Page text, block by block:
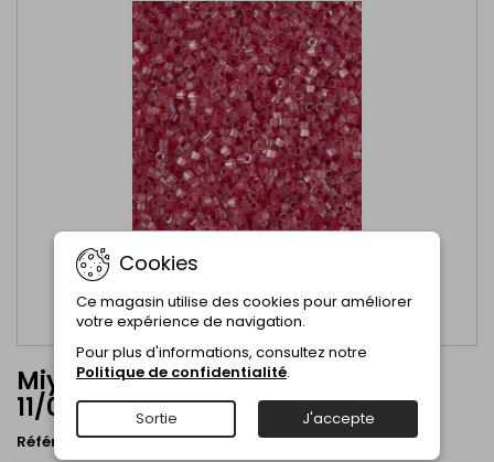
Miyuki Delica Silk Satin Berry AB -
11/0 - DB1865
RéférenceDB1865 Marque Miyuki Beads
Cookies
Ce magasin utilise des cookies pour améliorer
votre expérience de navigation.
Pour plus d'informations, consultez notre
Politique de confidentialité.
Sortie J'accepte